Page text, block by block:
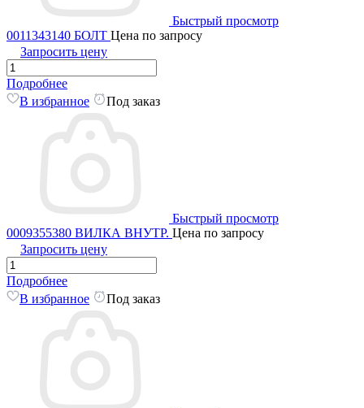
Быстрый просмотр
0011343140 БОЛТ Цена по запросу
Запросить цену
Подробнее
В избранное
Под заказ
Быстрый просмотр
0009355380 ВИЛКА ВНУТР. Цена по запросу
Запросить цену
Подробнее
В избранное
Под заказ